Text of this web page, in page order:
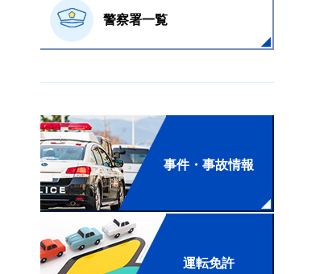
警察署一覧
事件・事故情報
運転免許